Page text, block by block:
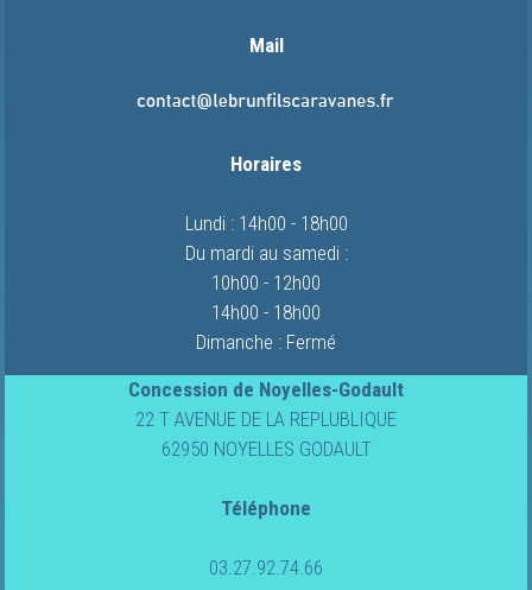
Mail
Horaires
Lundi : 14h00 - 18h00
Du mardi au samedi :
10h00 - 12h00
14h00 - 18h00
Dimanche : Fermé
Concession de Noyelles-Godault
22 T AVENUE DE LA REPLUBLIQUE
62950 NOYELLES GODAULT
Téléphone
03.27.92.74.66